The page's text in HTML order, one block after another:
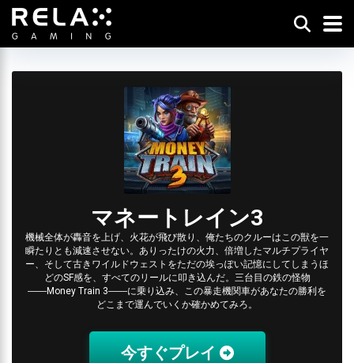
マネートレイン3
機械全体が轟音を上げ、火花が飛び散り、俺たちのクルーはこの獣を一
瞬たりとも減速させない。ありったけの火力、倍増したマルチプライヤ
ー、そして古きワイルドウェストをただの埃っぽい記憶にしてしまうほ
どのSF感を、すべてのリールに叩き込んだ。三台目の鉄の怪物
――Money Train 3――に乗り込み、この暴走機関車があなたの勝利を
どこまで運んでいくか確かめてみろ。
今すぐプレイ